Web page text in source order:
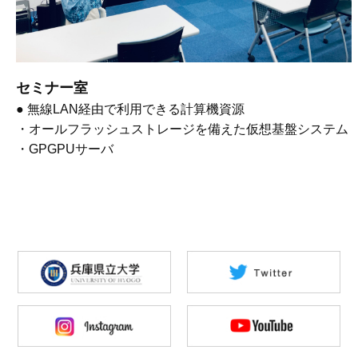
セミナー室
● 無線LAN経由で利用できる計算機資源
・オールフラッシュストレージを備えた仮想基盤システム
・GPGPUサーバ